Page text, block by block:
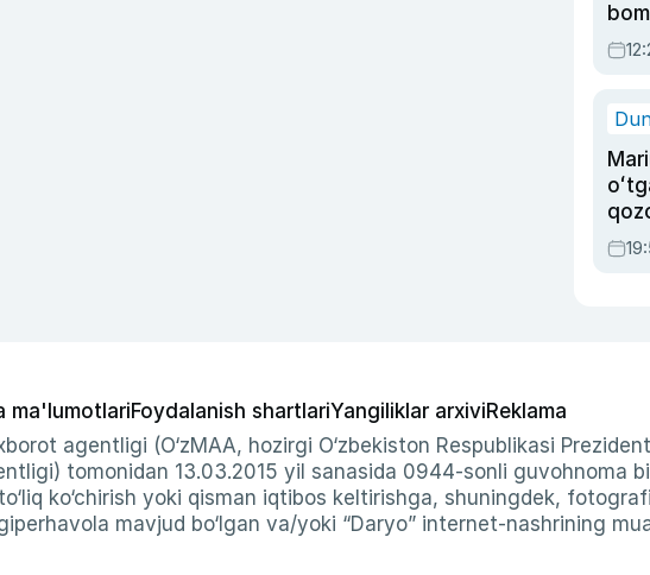
ma'lumotlariFoydalanish shartlariYangiliklar arxiviReklama
agentligi (O‘zMAA, hozirgi O‘zbekiston Respublikasi
tomonidan 13.03.2015 yil sanasida 0944-sonli guvohnoma
ko‘chirish yoki qisman iqtibos keltirishga, shuningdek,
mavjud bo‘lgan va/yoki “Daryo” internet-nashrining